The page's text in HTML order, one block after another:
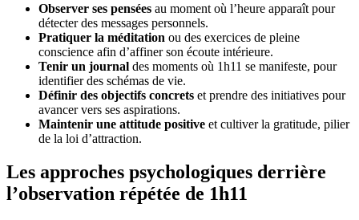
Observer ses pensées au moment où l’heure apparaît pour
détecter des messages personnels.
Pratiquer la méditation ou des exercices de pleine
conscience afin d’affiner son écoute intérieure.
Tenir un journal des moments où 1h11 se manifeste, pour
identifier des schémas de vie.
Définir des objectifs concrets et prendre des initiatives pour
avancer vers ses aspirations.
Maintenir une attitude positive et cultiver la gratitude, pilier
de la loi d’attraction.
Les approches psychologiques derrière
l’observation répétée de 1h11